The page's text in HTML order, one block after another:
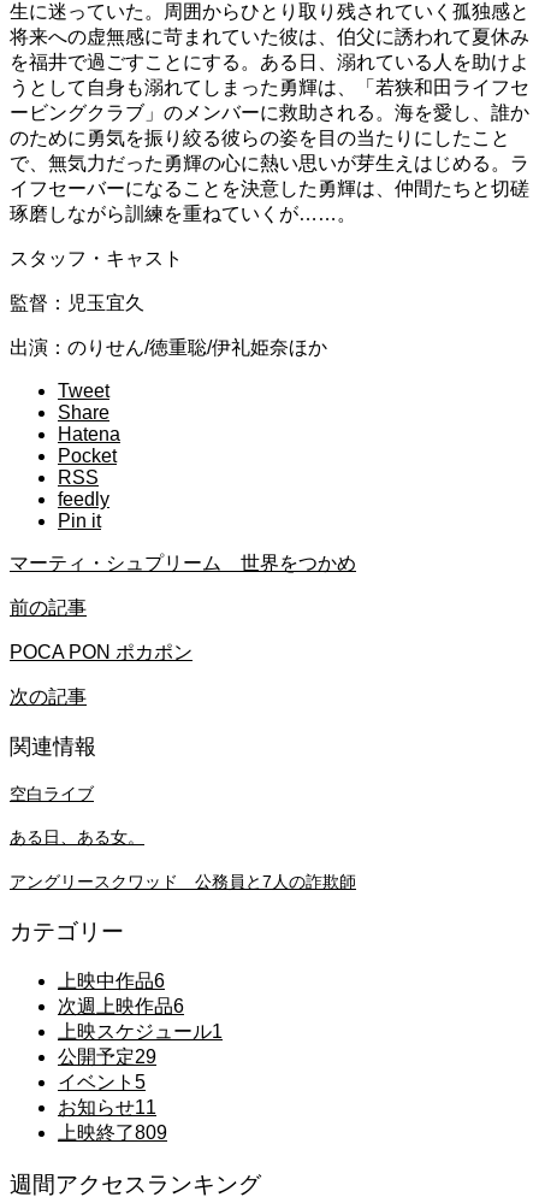
生に迷っていた。周囲からひとり取り残されていく孤独感と
将来への虚無感に苛まれていた彼は、伯父に誘われて夏休み
を福井で過ごすことにする。ある日、溺れている人を助けよ
うとして自身も溺れてしまった勇輝は、「若狭和田ライフセ
ービングクラブ」のメンバーに救助される。海を愛し、誰か
のために勇気を振り絞る彼らの姿を目の当たりにしたこと
で、無気力だった勇輝の心に熱い思いが芽生えはじめる。ラ
イフセーバーになることを決意した勇輝は、仲間たちと切磋
琢磨しながら訓練を重ねていくが……。
スタッフ・キャスト
監督：児玉宜久
出演：のりせん/徳重聡/伊礼姫奈ほか
Tweet
Share
Hatena
Pocket
RSS
feedly
Pin it
マーティ・シュプリーム 世界をつかめ
前の記事
POCA PON ポカポン
次の記事
関連情報
空白ライブ
ある日、ある女。
アングリースクワッド 公務員と7人の詐欺師
カテゴリー
上映中作品6
次週上映作品6
上映スケジュール1
公開予定29
イベント 5
お知らせ11
上映終了809
週間アクセスランキング